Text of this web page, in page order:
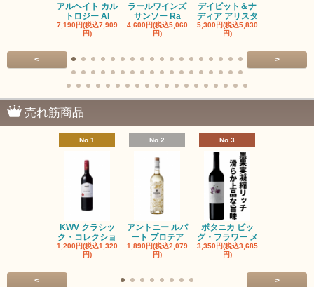
アルヘイト カル
トロジー Al
7,190円(税込7,909
円)
ラールワインズ
サンソー Ra
4,600円(税込5,060
円)
デイビット＆ナ
ディア アリスタ
5,300円(税込5,830
円)
< >
売れ筋商品
No.1
KWV クラシッ
ク・コレクショ
1,200円(税込1,320
円)
No.2
アントニー ルパ
ート プロテア
1,890円(税込2,079
円)
No.3
ボタニカ ビッ
グ・フラワー メ
3,350円(税込3,685
円)
< >